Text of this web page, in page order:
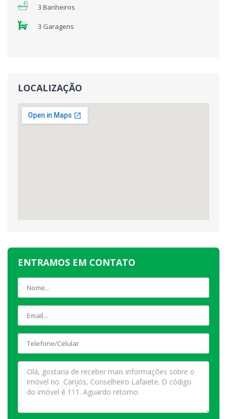
3 Banheiros
3 Garagens
LOCALIZAÇÃO
ENTRAMOS EM CONTATO